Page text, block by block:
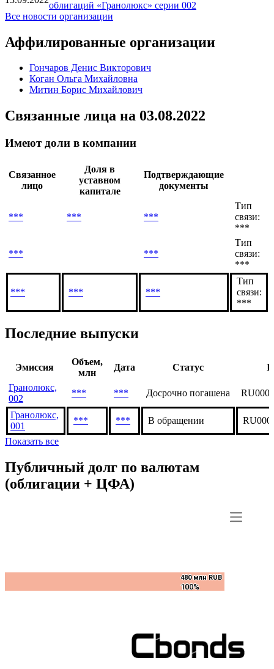
облигаций «Гранолюкс» серии 002
Все новости организации
Аффилированные организации
Гончаров Денис Викторович
Коган Ольга Михайловна
Митин Борис Михайлович
Связанные лица на 03.08.2022
Имеют доли в компании
Связанное
лицо
Доля в
уставном
капитале
Подтверждающие
документы
*** *** ***
Тип
связи:
***
*** ***
Тип
связи:
***
*** *** ***
Тип
связи:
***
Последние выпуски
Эмиссия
Объем,
млн
Дата Статус
Гранолюкс,
002
*** *** Досрочно погашена
Гранолюкс,
001
*** *** В обращении
Показать все
Публичный долг по валютам
(облигации + ЦФА)
480 млн RUB
100%
480 млн RUB
100%